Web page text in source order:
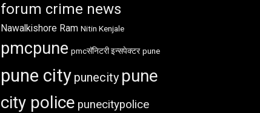
forum crime news
Nawalkishore Ram Nitin Kenjale
pmcpune pmcसॅनिटरी इन्सपेक्टर pune
pune city punecity pune
city police punecitypolice